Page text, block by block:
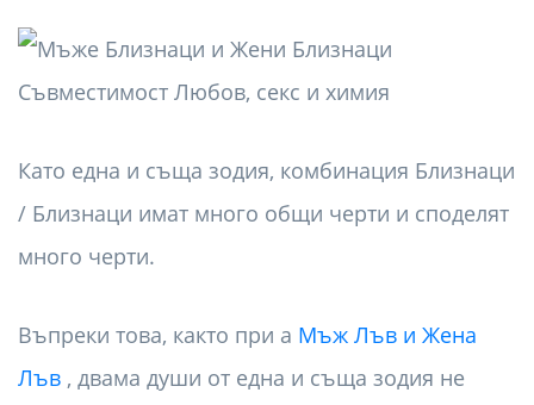
Като една и съща зодия, комбинация Близнаци
/ Близнаци имат много общи черти и споделят
много черти.
Въпреки това, както при a Мъж Лъв и Жена
Лъв , двама души от една и съща зодия не